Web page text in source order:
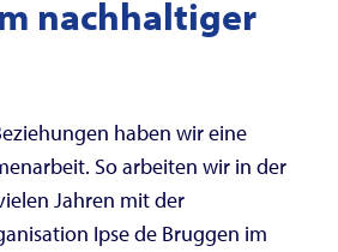
nachhaltiger
haben wir eine
So arbeiten wir in der
Jahren mit der
Ipse de Bruggen im